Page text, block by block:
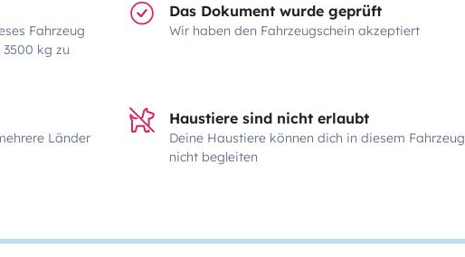
Fahrzeug
kg zu
Das Dokument wurde geprüft
Wir haben den Fahrzeugschein akzeptiert
Länder
Haustiere sind nicht erlaubt
Deine Haustiere können dich in diesem Fahrzeug
nicht begleiten